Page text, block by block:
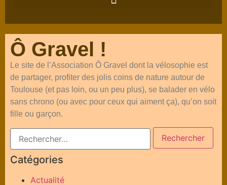
Ô Gravel !
Le site de l’Association Ô Gravel dont la vélosophie est
de partager, profiter des jolis coins de nature autour de
Toulouse (et pas loin, ou un peu plus), se balader en vélo
sans chrono (ou avec pour ceux qui aiment ça), qu’on soit
fille ou garçon.
Catégories
Actualité